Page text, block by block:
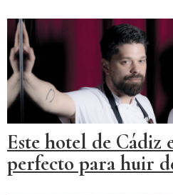
Este hotel de Cádiz
perfecto para huir